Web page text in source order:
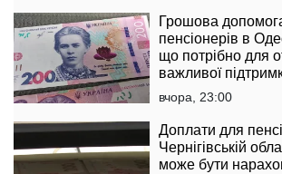
Грошова
пенсіонерів в
що потрібно для
важливої
вчора, 23:00
Доплати для
Чернігівській
може бути